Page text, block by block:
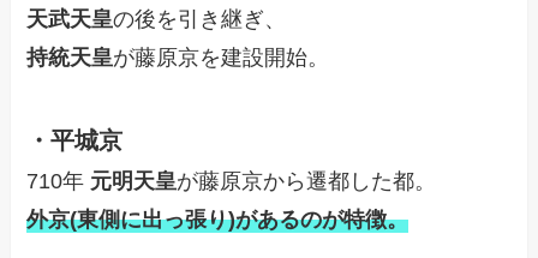
天武天皇の後を引き継ぎ、
持統天皇が藤原京を建設開始。
・平城京
710年 元明天皇が藤原京から遷都した都。
外京(東側に出っ張り)があるのが特徴。